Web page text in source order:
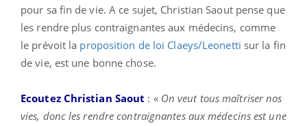
pour sa fin de vie. A ce sujet, Christian Saout pense que
les rendre plus contraignantes aux médecins, comme
le prévoit la proposition de loi Claeys/Leonetti sur la fin
de vie, est une bonne chose.
Ecoutez Christian Saout : « On veut tous maîtriser nos
vies, donc les rendre contraignantes aux médecins est une